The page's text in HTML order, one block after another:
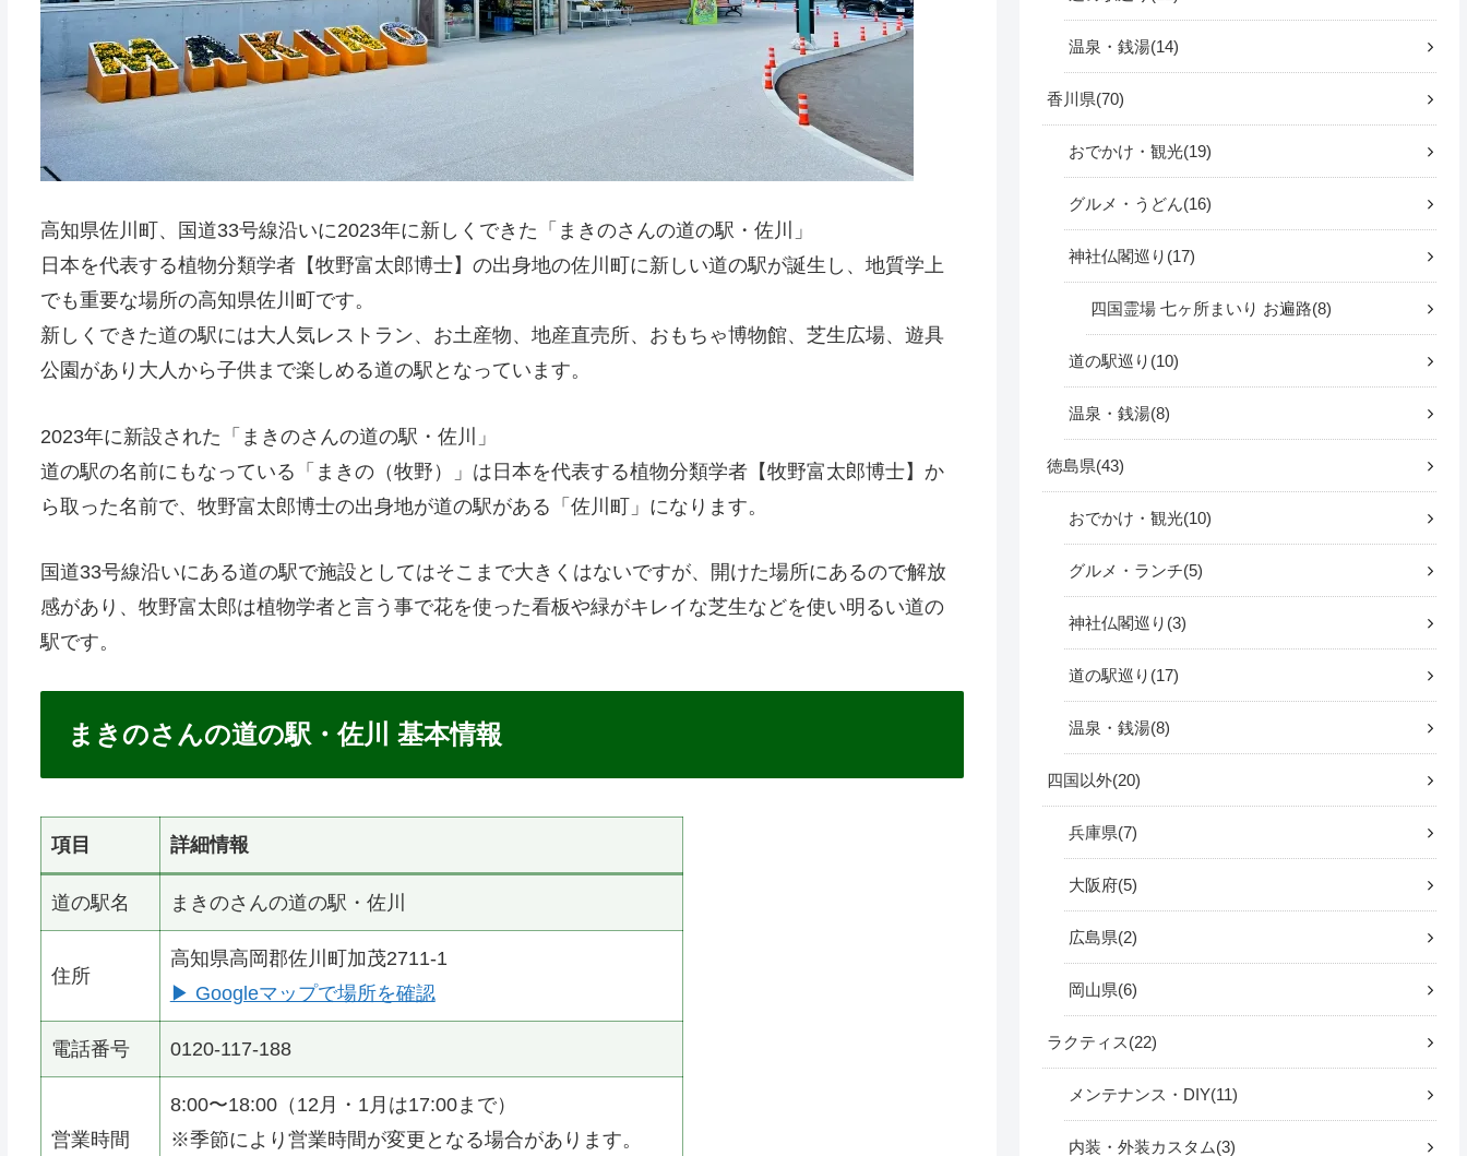
高知県佐川町、国道33号線沿いに2023年に新しくできた「まきのさんの道の駅・佐川」
日本を代表する植物分類学者【牧野富太郎博士】の出身地の佐川町に新しい道の駅が誕生し、地質学上
でも重要な場所の高知県佐川町です。
ら取った名前で、牧野富太郎博士の出身地が道の駅がある「佐川町」になります。
国道33号線沿いにある道の駅で施設としてはそこまで大きくはないですが、開けた場所にあるので解放
駅です。
温泉・銭湯 14
香川県 70
おでかけ・観光 19
グルメ・うどん 16
神社仏閣巡り 17
四国霊場 七ヶ所まいり お遍路 8
道の駅巡り 10
温泉・銭湯 8
徳島県 43
おでかけ・観光 10
グルメ・ランチ 5
神社仏閣巡り 3
道の駅巡り 17
温泉・銭湯 8
四国以外 20
兵庫県 7
大阪府 5
広島県 2
岡山県 6
ラクティス 22
メンテナンス・DIY 11
内装・外装カスタム 3